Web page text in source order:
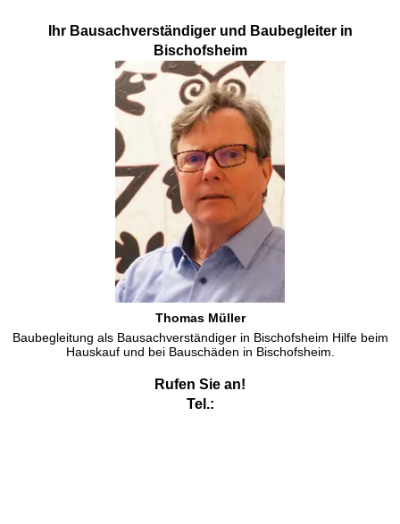
Ihr Bausachverständiger und Baubegleiter in
Bischofsheim
Thomas Müller
Baubegleitung als Bausachverständiger in Bischofsheim Hilfe beim
Hauskauf und bei Bauschäden in Bischofsheim.
Rufen Sie an!
Tel.: